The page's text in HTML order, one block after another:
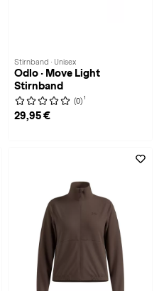
Stirnband · Unisex
Odlo · Move Light
Stirnband
(0) 1
29,95 €